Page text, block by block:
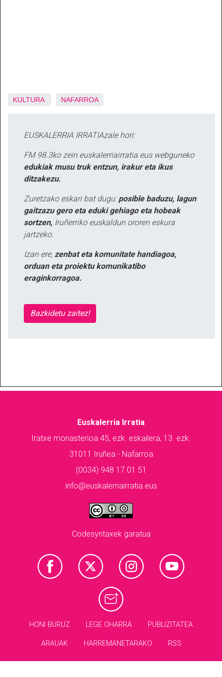
KULTURA NAFARROA
EUSKALERRIA IRRATIAzale hori:
FM 98.3ko zein euskalerriairratia.eus webguneko
edukiak musu truk entzun, irakur eta ikus
ditzakezu.
Zuretzako eskari bat dugu: posible baduzu, lagun
gaitzazu gero eta eduki gehiago eta hobeak
sortzen, Iruñerriko euskaldun ororen eskura
jartzeko.
Izan ere, zenbat eta komunitate handiagoa,
orduan eta proiektu komunikatibo
eraginkorragoa.
Bazkidetu zaitez!
Euskalerria Irratia
Iratxe monasterioa 45, ezk. eskailera, 13. ezk.
31011 Iruñea - Nafarroa
(0034) 948 17 01 51
info@euskalerriairratia.eus
Codesyntaxek garatua
HONI BURUZ LEGE OHARRA PUBLIZITATEA
ARAUAK HARREMANETARAKO RSS